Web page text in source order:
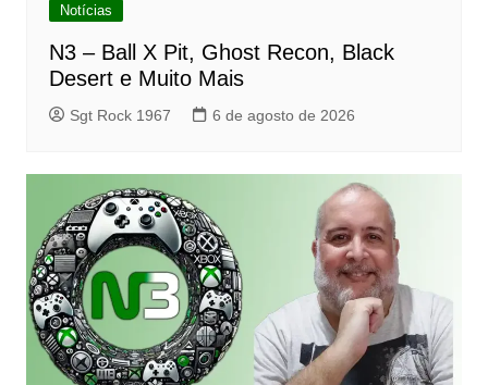
Notícias
N3 – Ball X Pit, Ghost Recon, Black
Desert e Muito Mais
Sgt Rock 1967 6 de agosto de 2026